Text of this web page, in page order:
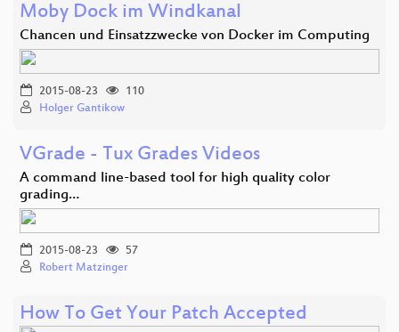
Moby Dock im Windkanal
Chancen und Einsatzzwecke von Docker im Computing
2015-08-23
110
Holger Gantikow
VGrade - Tux Grades Videos
A command line-based tool for high quality color
grading…
2015-08-23
57
Robert Matzinger
How To Get Your Patch Accepted